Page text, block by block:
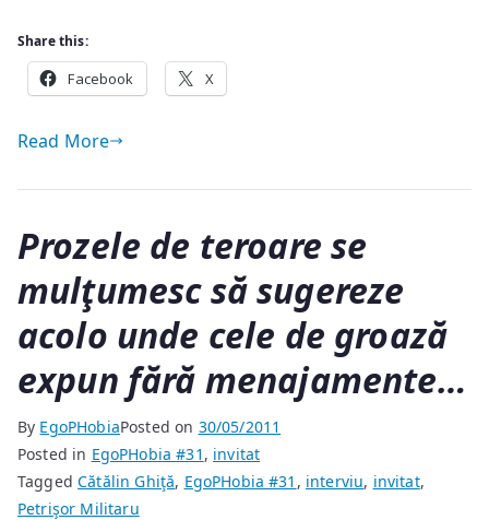
Share this:
Facebook X
Read More
Prozele de teroare se
mulţumesc să sugereze
acolo unde cele de groază
expun fără menajamente…
By EgoPHobiaPosted on 30/05/2011
Posted in EgoPHobia #31 , invitat
TaggedCătălin Ghiţă, EgoPHobia #31 , interviu, invitat,
Petrişor Militaru